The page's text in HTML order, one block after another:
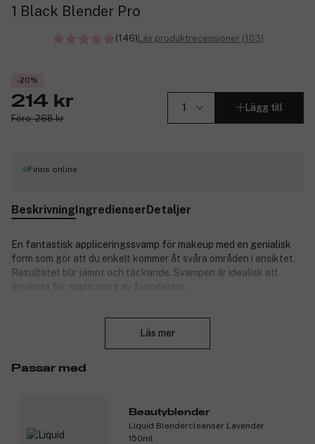
1 Black Blender Pro
(146) Läs produktrecensioner (103)
-20%
214 kr
Före: 268 kr
Lägg till
Finns online
BeskrivningIngredienserDetaljer
En fantastisk appliceringssvamp för makeup med en genialisk
form som gör att du enkelt kommer åt svåra områden i ansiktet.
Resultatet blir jämnt och täckande. Svampen är idealisk att
använda för applicering av foundation.
En beautyblender kan hålla upp till tre månader, om du använder
3055570
Läs mer
Passar med
Beautyblender
Liquid Blendercleanser Lavender
150ml